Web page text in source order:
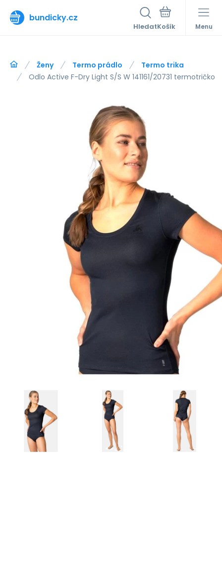
bundicky.cz
Hledat Menu
Ženy Termo prádlo
Termo trika
Odlo Active F-Dry Light S/S W 141161/20731 termotričko